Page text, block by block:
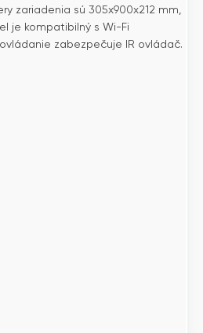
zariadenia sú 305x900x212 mm,
je kompatibilný s Wi-Fi
zabezpečuje IR ovládač.